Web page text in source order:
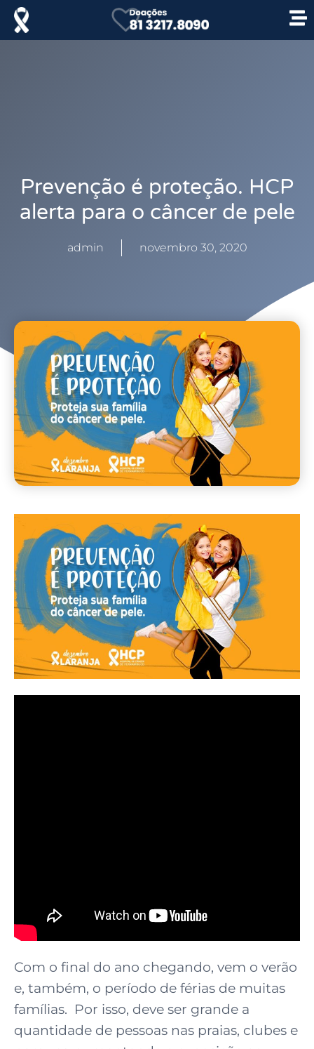
Prevenção é proteção. HCP
alerta para o câncer de pele
admin novembro 30, 2020
Com o final do ano chegando, vem o verão
e, também, o período de férias de muitas
famílias. Por isso, deve ser grande a
quantidade de pessoas nas praias, clubes e